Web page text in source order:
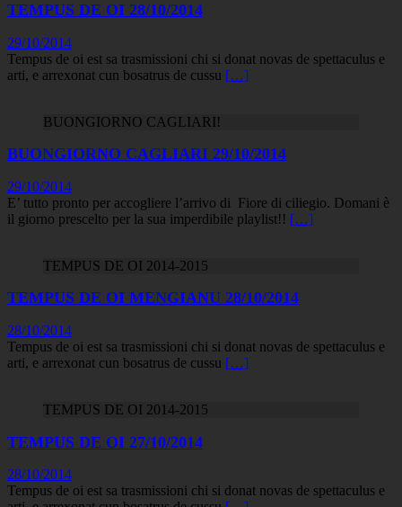
TEMPUS DE OI 28/10/2014
29/10/2014
Tempus de oi est sa trasmissioni chi si donat novas de spettaculus e
arti, e arrexonat cun bosatrus de cussu […]
BUONGIORNO CAGLIARI!
BUONGIORNO CAGLIARI 29/10/2014
29/10/2014
E’ tutto pronto per accogliere l’arrivo di Fiore di ciliegio. Domani è
il giorno prescelto per la sua imperdibile playlist!! […]
TEMPUS DE OI 2014-2015
TEMPUS DE OI MENGIANU 28/10/2014
28/10/2014
Tempus de oi est sa trasmissioni chi si donat novas de spettaculus e
arti, e arrexonat cun bosatrus de cussu […]
TEMPUS DE OI 2014-2015
TEMPUS DE OI 27/10/2014
28/10/2014
Tempus de oi est sa trasmissioni chi si donat novas de spettaculus e